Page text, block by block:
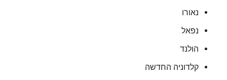
נאורו
נפאל
הולנד
קלדוניה החדשה